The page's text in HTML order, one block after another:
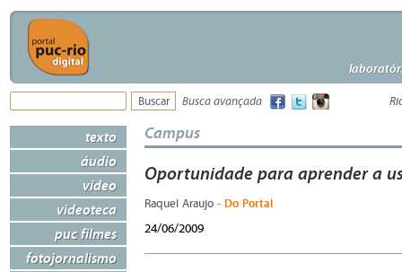
Busca avançada
texto
áudio
vídeo
videoteca
puc filmes
fotojornalismo
Campus
Oportunidade para aprender a
Raquel Araujo - Do Portal
24/06/2009